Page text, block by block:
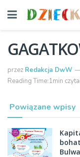
przez Redakcja DwW
Reading Time:1min
Powiązane wpisy